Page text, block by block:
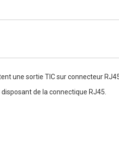
une sortie TIC sur connecteur
de la connectique RJ45.